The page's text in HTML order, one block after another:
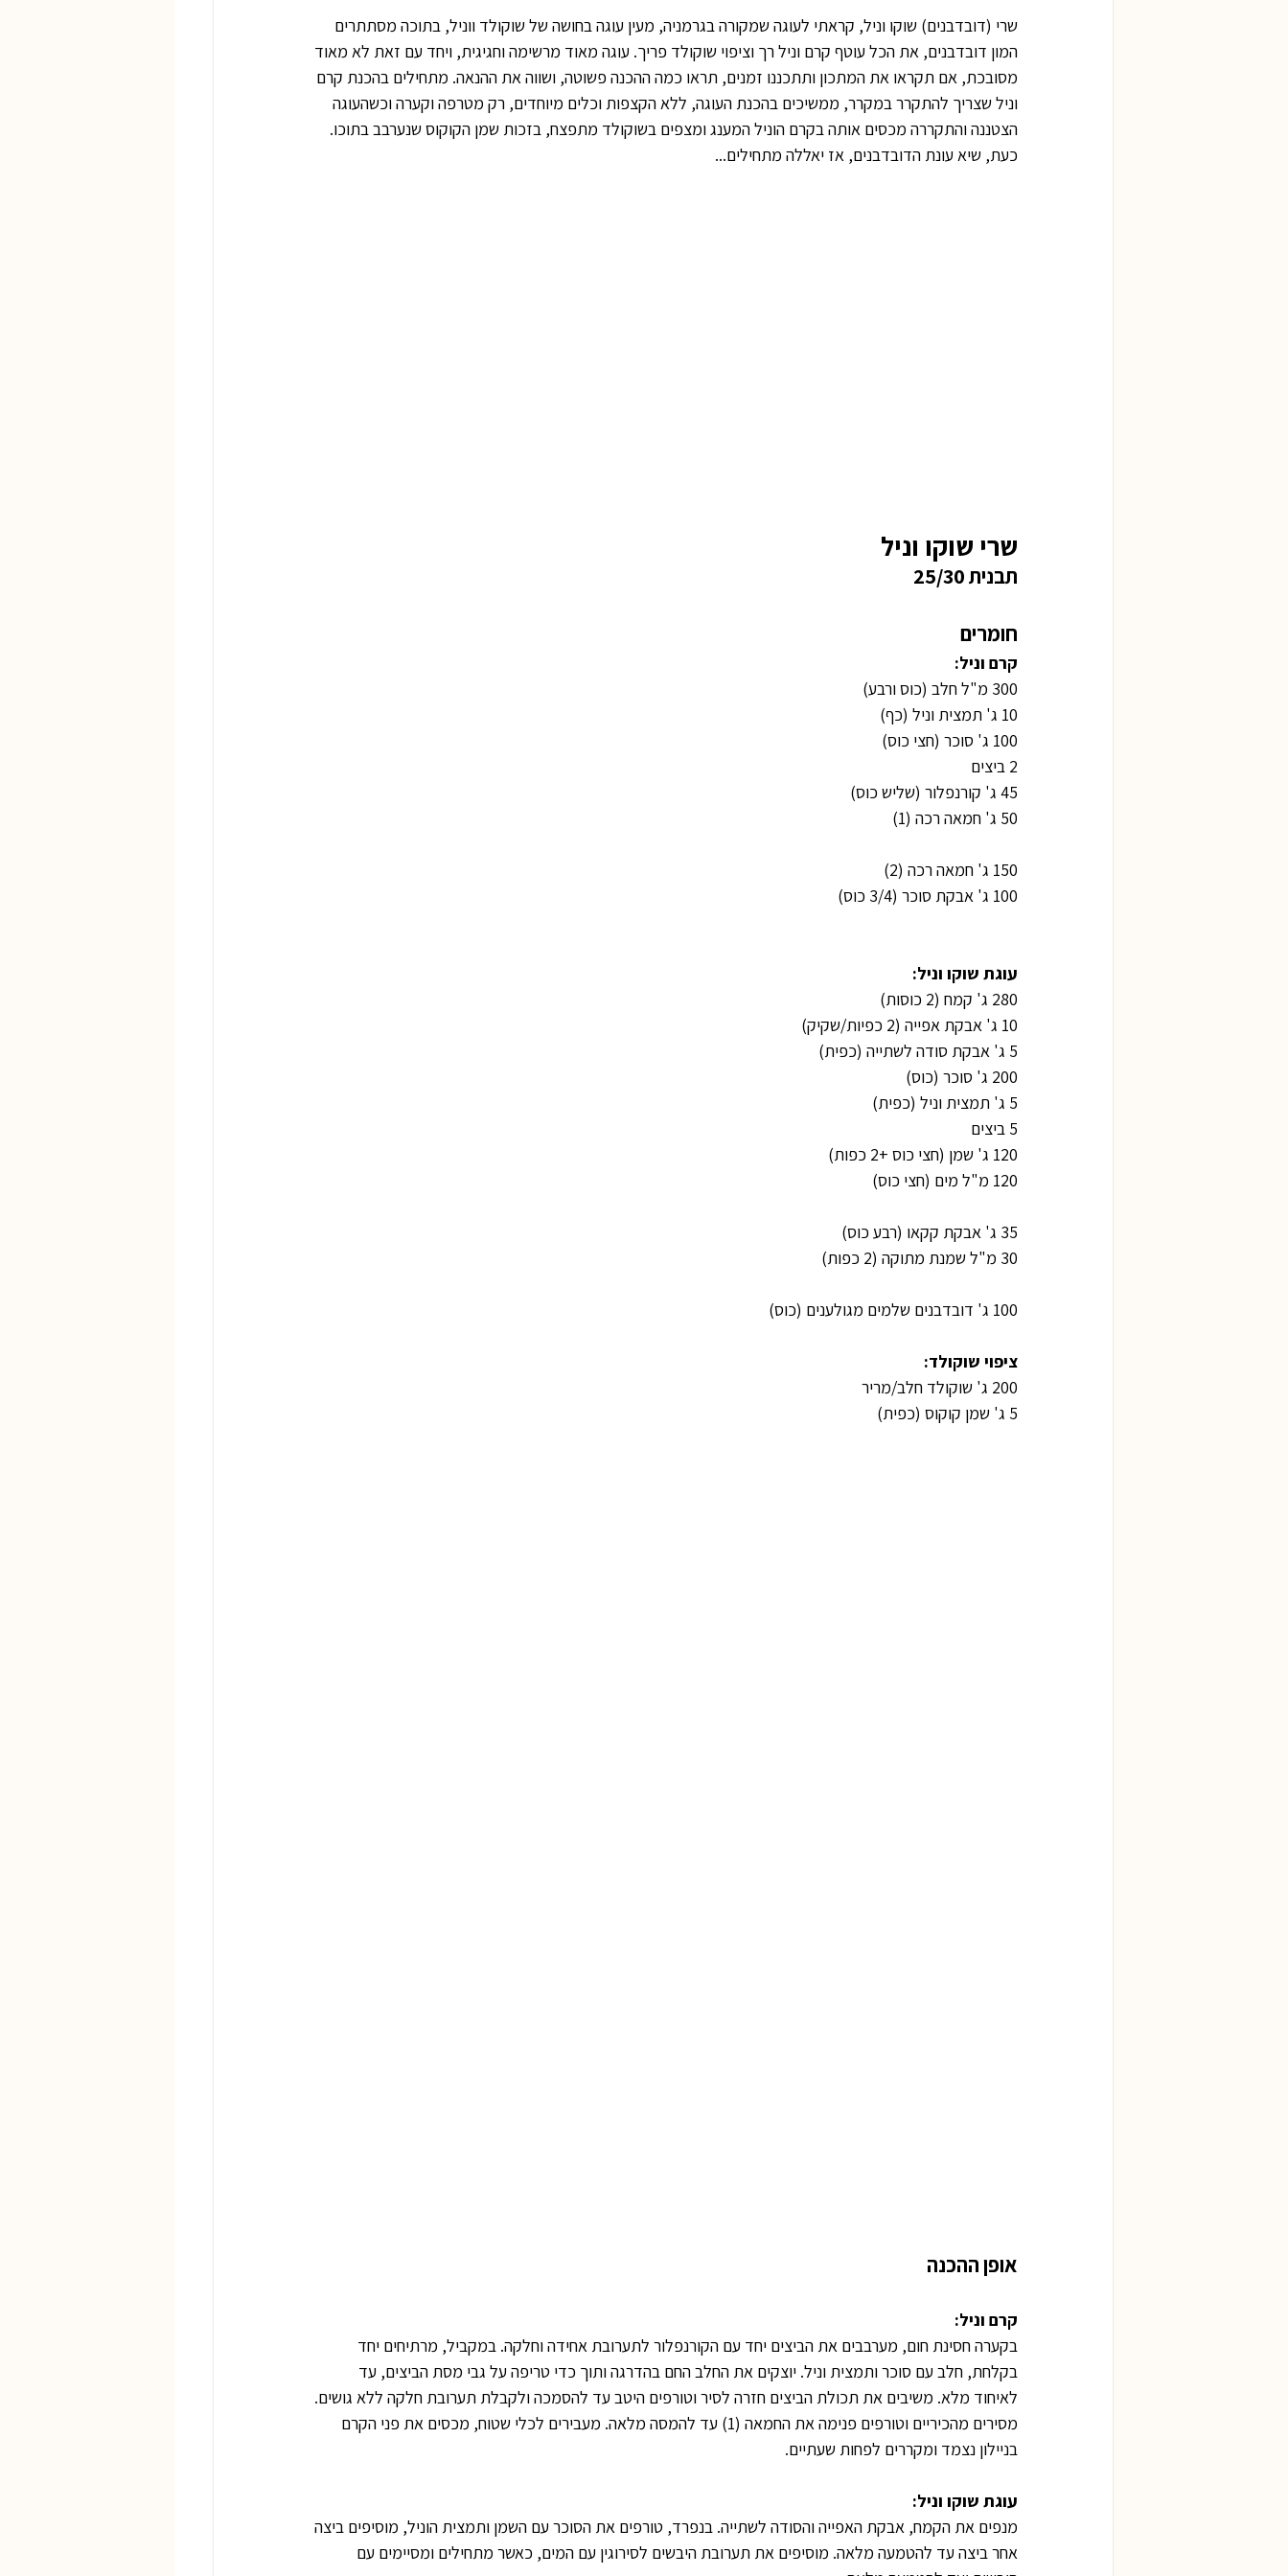
שרי (דובדבנים) שוקו וניל, קראתי לעוגה שמקורה בגרמניה, מעין עוגה בחושה של שוקולד ווניל, בתוכה מסתתרים
המון דובדבנים, את הכל עוטף קרם וניל רך וציפוי שוקולד פריך. עוגה מאוד מרשימה וחגיגית, ויחד עם זאת לא מאוד
מסובכת, אם תקראו את המתכון ותתכננו זמנים, תראו כמה ההכנה פשוטה, ושווה את ההנאה. מתחילים בהכנת קרם
וניל שצריך להתקרר במקרר, ממשיכים בהכנת העוגה, ללא הקצפות וכלים מיוחדים, רק מטרפה וקערה וכשהעוגה
הצטננה והתקררה מכסים אותה בקרם הוניל המענג ומצפים בשוקולד מתפצח, בזכות שמן הקוקוס שנערבב בתוכו.
כעת, שיא עונת הדובדבנים, אז יאללה מתחילים...
שרי שוקו וניל
תבנית 25/30
חומרים
קרם וניל:
300 מ"ל חלב (כוס ורבע)
10 ג' תמצית וניל (כף)
100 ג' סוכר (חצי כוס)
2 ביצים
45 ג' קורנפלור (שליש כוס)
50 ג' חמאה רכה (1)
150 ג' חמאה רכה (2)
100 ג' אבקת סוכר (3/4 כוס)
עוגת שוקו וניל:
280 ג' קמח (2 כוסות)
10 ג' אבקת אפייה (2 כפיות/שקיק)
5 ג' אבקת סודה לשתייה (כפית)
200 ג' סוכר (כוס)
5 ג' תמצית וניל (כפית)
5 ביצים
120 ג' שמן (חצי כוס +2 כפות)
120 מ"ל מים (חצי כוס)
35 ג' אבקת קקאו (רבע כוס)
30 מ"ל שמנת מתוקה (2 כפות)
100 ג' דובדבנים שלמים מגולענים (כוס)
ציפוי שוקולד:
200 ג' שוקולד חלב/מריר
5 ג' שמן קוקוס (כפית)
אופן ההכנה
קרם וניל:
בקערה חסינת חום, מערבבים את הביצים יחד עם הקורנפלור לתערובת אחידה וחלקה. במקביל, מרתיחים יחד
בקלחת, חלב עם סוכר ותמצית וניל. יוצקים את החלב החם בהדרגה ותוך כדי טריפה על גבי מסת הביצים, עד
לאיחוד מלא. משיבים את תכולת הביצים חזרה לסיר וטורפים היטב עד להסמכה ולקבלת תערובת חלקה ללא גושים.
מסירים מהכיריים וטורפים פנימה את החמאה (1) עד להמסה מלאה. מעבירים לכלי שטוח, מכסים את פני הקרם
בניילון נצמד ומקררים לפחות שעתיים.
עוגת שוקו וניל:
מנפים את הקמח, אבקת האפייה והסודה לשתייה. בנפרד, טורפים את הסוכר עם השמן ותמצית הוניל, מוסיפים ביצה
אחר ביצה עד להטמעה מלאה. מוסיפים את תערובת היבשים לסירוגין עם המים, כאשר מתחילים ומסיימים עם